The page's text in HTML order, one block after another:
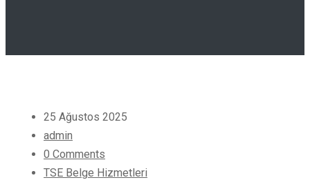
25 Ağustos 2025
admin
0 Comments
TSE Belge Hizmetleri